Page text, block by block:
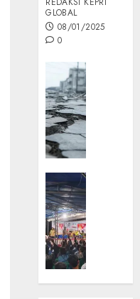
GLOBAL
08/01/2025
0